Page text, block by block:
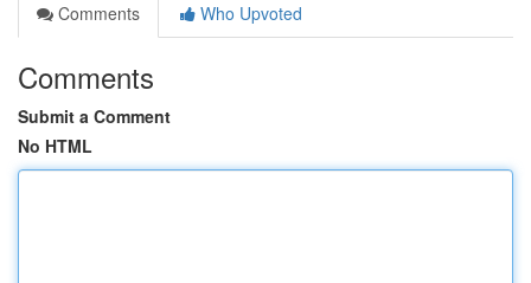
Comments
Who Upvoted
Comments
Submit a Comment
No HTML